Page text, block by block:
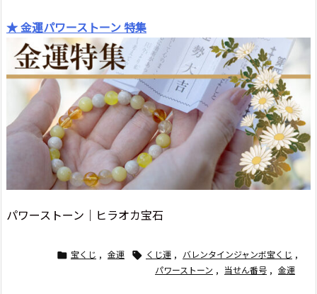
★ 金運パワーストーン 特集
パワーストーン｜ヒラオカ宝石
 宝くじ , 金運  くじ運 , バレンタインジャンボ宝くじ ,
パワーストーン , 当せん番号 , 金運